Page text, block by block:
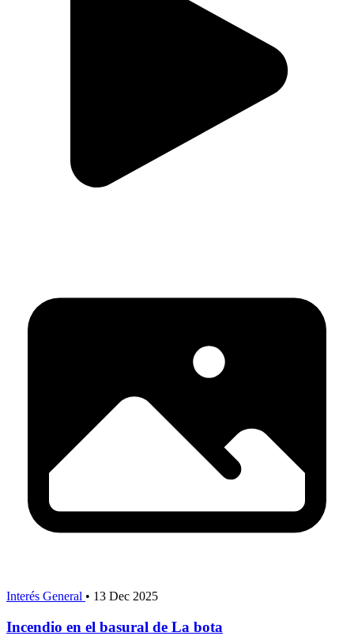
Interés General • 13 Dec 2025
Incendio en el basural de La bota